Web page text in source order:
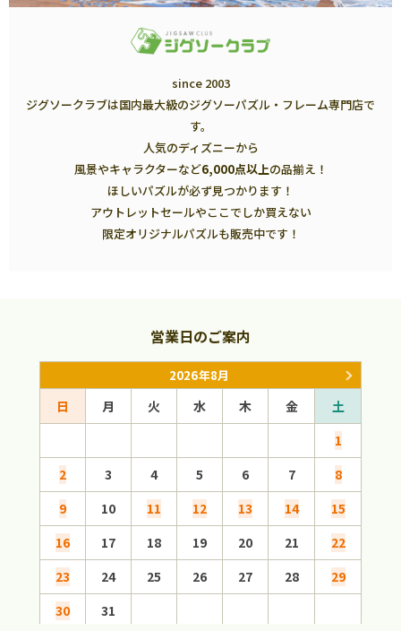
since 2003
ジグソークラブは国内最大級のジグソーパズル・フレーム専門店で
す。
人気のディズニーから
風景やキャラクターなど6,000点以上の品揃え！
ほしいパズルが必ず見つかります！
アウトレットセールやここでしか買えない
限定オリジナルパズルも販売中です！
営業日のご案内
2026年8月
日 月 火 水 木 金
土
1
2
3 4 5 6 7
8
9
10 11 12 13 14
15
16
17 18 19 20 21
22
23
24 25 26 27 28
29
30
31